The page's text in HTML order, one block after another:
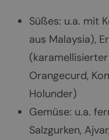
Süßes: u.a. mit
aus Malaysia),
Orangecurd,
Holunder)
Gemüse: u.a.
Salzgurken,